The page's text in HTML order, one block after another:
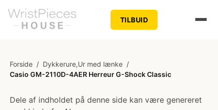
TILBUID
Forside / Dykkerure,Ur med lænke /
Casio GM-2110D-4AER Herreur G-Shock Classic
Dele af indholdet på denne side kan være genereret